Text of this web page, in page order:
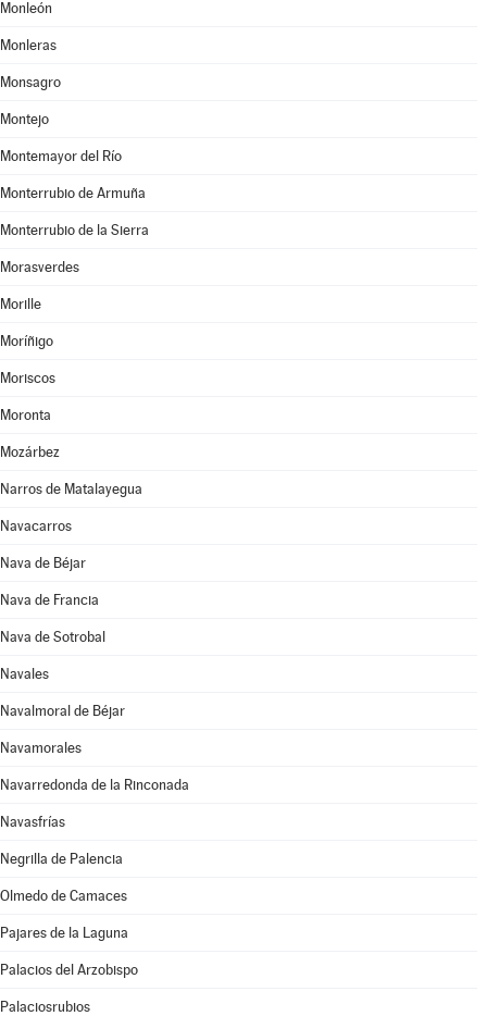
Monleón
Monleras
Monsagro
Montejo
Montemayor del Río
Monterrubio de Armuña
Monterrubio de la Sierra
Morasverdes
Morille
Moríñigo
Moriscos
Moronta
Mozárbez
Narros de Matalayegua
Navacarros
Nava de Béjar
Nava de Francia
Nava de Sotrobal
Navales
Navalmoral de Béjar
Navamorales
Navarredonda de la Rinconada
Navasfrías
Negrilla de Palencia
Olmedo de Camaces
Pajares de la Laguna
Palacios del Arzobispo
Palaciosrubios